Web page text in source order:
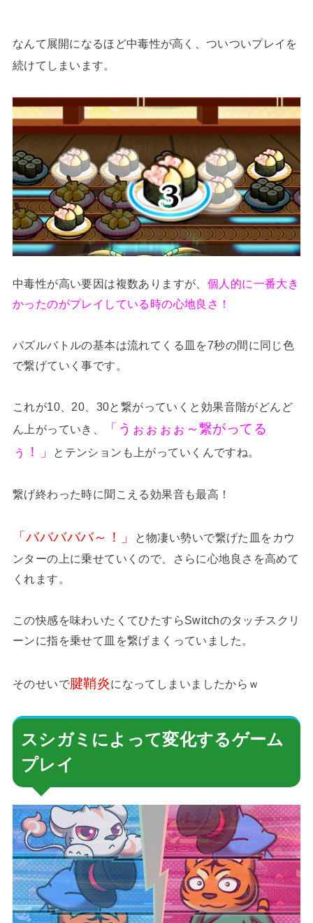
なんて展開になるほど中毒性が高く、ついついプレイを
続けてしまいます。
中毒性が高い要因は複数ありますが、 個人的に一番大き
かったのがプレイしている時の心地良さ！
パズルバトルの基本は流れてくる皿を7秒の間に同じ色
で繋げていく事です。
これが10、20、30と繋がっていくと効果音階がどんど
ん上がっていき、
「うぉぉぉぉ～繋がってる
ぅ！」
とテンションも上がっていくんですね。
繋げ終わった時に聞こえる効果音も最高！
「バババババ～！」
と物凄い勢いで繋げた皿をカウ
ンターの上に乗せていくので、さらに心地良さを高めて
くれます。
この快感を味わいたくてひたすらSwitchのタッチスクリ
ーンに指を乗せて皿を繋げまくっていました。
そのせいで腱鞘炎になってしまいましたからｗ
スシガミによって変化するゲーム
プレイ